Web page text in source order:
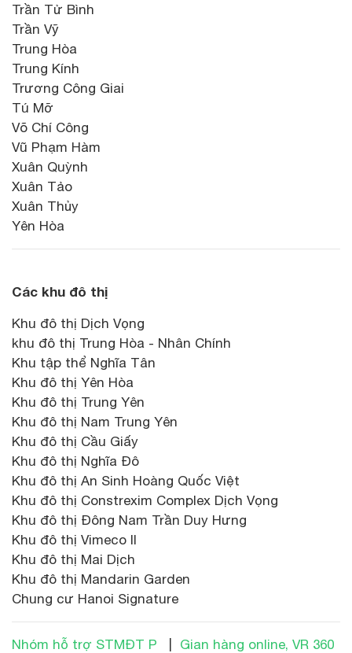
Trần Tử Bình
Trần Vỹ
Trung Hòa
Trung Kính
Trương Công Giai
Tú Mỡ
Võ Chí Công
Vũ Phạm Hàm
Xuân Quỳnh
Xuân Tảo
Xuân Thủy
Yên Hòa
Các khu đô thị
Khu đô thị Dịch Vọng
khu đô thị Trung Hòa - Nhân Chính
Khu tập thể Nghĩa Tân
Khu đô thị Yên Hòa
Khu đô thị Trung Yên
Khu đô thị Nam Trung Yên
Khu đô thị Cầu Giấy
Khu đô thị Nghĩa Đô
Khu đô thị An Sinh Hoàng Quốc Việt
Khu đô thị Constrexim Complex Dịch Vọng
Khu đô thị Đông Nam Trần Duy Hưng
Khu đô thị Vimeco II
Khu đô thị Mai Dịch
Khu đô thị Mandarin Garden
Chung cư Hanoi Signature
Nhóm hỗ trợ STMĐT P
Gian hàng online, VR 360